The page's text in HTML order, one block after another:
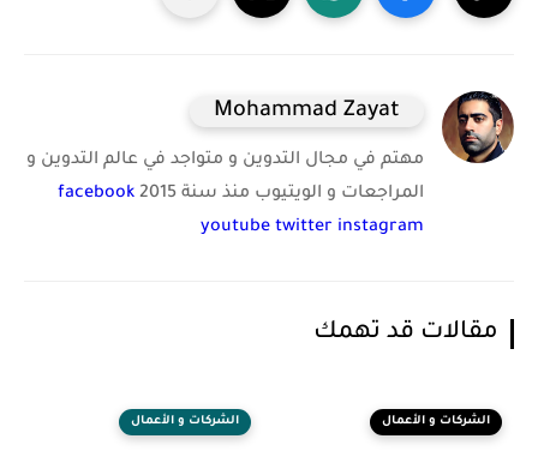
Mohammad Zayat
مهتم في مجال التدوين و متواجد في عالم التدوين و
المراجعات و الويتيوب منذ سنة 2015
facebook
youtube twitter instagram
مقالات قد تهمك
الشركات و الأعمال الشركات و الأعمال